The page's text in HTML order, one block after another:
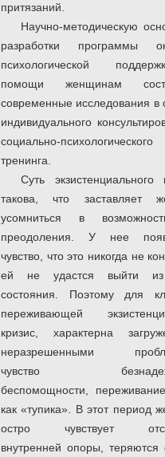
притязаний.
Научно-методическую
разработки программы
психологической
помощи женщинам
современные исследования в
индивидуального
социально-психологического
тренинга.
Суть экзистенциального
такова, что заставляет
усомниться в
преодоления. У нее
чувство, что это никогда не
ей не удастся выйти из
состояния. Поэтому для
переживающей
кризис, характерна
неразрешенными
чувство
беспомощности,
как «тупика». В этот период
остро чувствует
внутренней опоры, теряются